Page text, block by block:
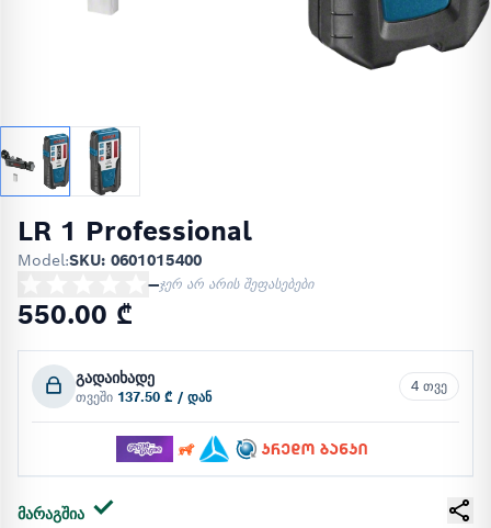
LR 1 Professional
Model:SKU: 0601015400
—ჯერ არ არის შეფასებები
550.00 ₾
გადაიხადე
თვეში 137.50 ₾ / დან
4 თვე
მარაგშია